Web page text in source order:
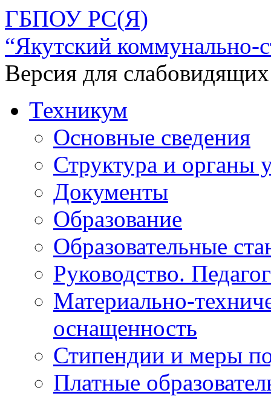
ГБПОУ РС(Я)
“Якутский коммунально-
Версия для слабовидящих
Техникум
Основные сведения
Структура и органы
Документы
Образование
Образовательные
Руководство.
Материально-
оснащенность
Стипендии и меры
Платные